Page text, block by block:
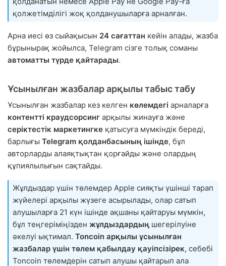
қолжетімділігі жоқ қолданушыларға арналған.
Арна иесі өз сыйақысын 24 сағаттан кейін алады, жазба
бұрынырақ жойылса, Telegram сізге толық соманы
автоматты түрде қайтарады.
Ұсынылған жазбалар арқылы табыс табу
Ұсынылған жазбалар кез келген көлемдегі арналарға
контентті краудсорсинг арқылы жинауға және
серіктестік маркетингке қатысуға мүмкіндік береді,
барлығы Telegram қолданбасының ішінде, бұл
авторларды алаяқтықтан қорғайды және олардың
құпиялылығын сақтайды.
Жұлдыздар үшін төлемдер Apple сияқты үшінші тарап
жүйелері арқылы жүзеге асырылады, олар сатып
алушыларға 21 күн ішінде ақшаны қайтаруы мүмкін,
бұл теңгеріміңізден жұлдыздардың шегерілуіне
әкелуі ықтимал. Toncoin арқылы ұсынылған
жазбалар үшін төлем қабылдау қауіпсізірек, себебі
Toncoin төлемдерін сатып алушы қайтарып ала